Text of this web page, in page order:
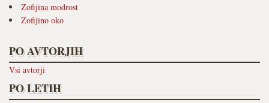
Zofijina modrost
Zofijino oko
PO AVTORJIH
Vsi avtorji
PO LETIH